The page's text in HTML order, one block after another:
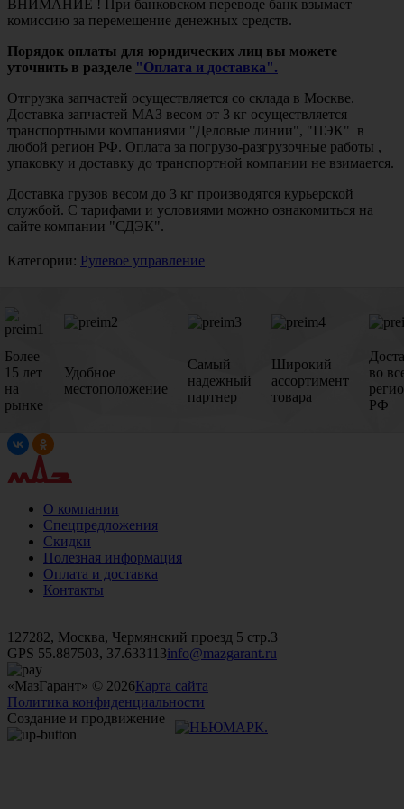
ВНИМАНИЕ ! При банковском переводе банк взымает
комиссию за перемещение денежных средств.
Порядок оплаты для юридических лиц вы можете
уточнить в разделе "Оплата и доставка".
Отгрузка запчастей осуществляется со склада в Москве.
Доставка запчастей МАЗ весом от 3 кг осуществляется
транспортными компаниями "Деловые линии", "ПЭК" в
любой регион РФ. Оплата за погрузо-разгрузочные работы ,
упаковку и доставку до транспортной компании не взимается.
Доставка грузов весом до 3 кг производятся курьерской
службой. С тарифами и условиями можно ознакомиться на
сайте компании "СДЭК".
Категории: Рулевое управление
Более
15 лет
на
рынке
Удобное
местоположение
Самый
надежный
партнер
Широкий
ассортимент
товара
во
РФ
О компании
Спецпредложения
Скидки
Полезная информация
Оплата и доставка
Контакты
127282, Москва, Чермянский проезд 5 стр.3
GPS 55.887503, 37.633113info@mazgarant.ru
«МазГарант» © 2026Карта сайта
Политика конфиденциальности
Создание и продвижение